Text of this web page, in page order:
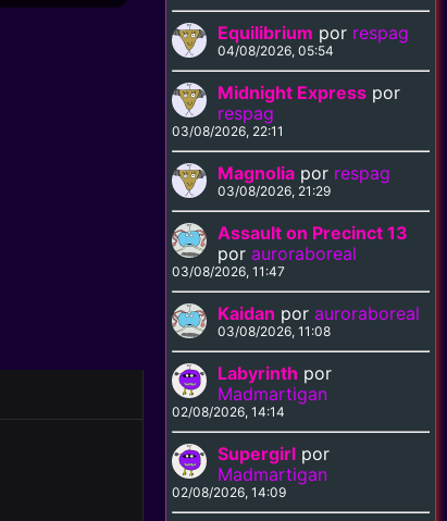
Equilibrium por respag
04/08/2026, 05:54
Midnight Express por
respag
03/08/2026, 22:11
Magnolia por respag
03/08/2026, 21:29
Assault on Precinct 13
porauroraboreal
03/08/2026, 11:47
Kaidan porauroraboreal
03/08/2026, 11:08
Labyrinth por
Madmartigan
02/08/2026, 14:14
Supergirl por
Madmartigan
02/08/2026, 14:09